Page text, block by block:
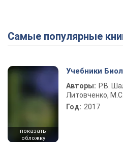
Самые популярные
показать
обложку
Учебники
Авторы: Р.В.
Литовченко,
Год: 2017